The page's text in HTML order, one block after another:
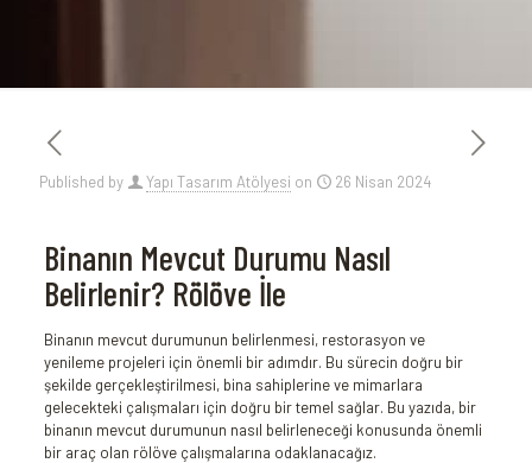
Published by Yapı Tasarım Atölyesi on 26 Nisan 2024
Binanın Mevcut Durumu Nasıl
Belirlenir? Rölöve İle
Binanın mevcut durumunun belirlenmesi, restorasyon ve
yenileme projeleri için önemli bir adımdır. Bu sürecin doğru bir
şekilde gerçekleştirilmesi, bina sahiplerine ve mimarlara
gelecekteki çalışmaları için doğru bir temel sağlar. Bu yazıda, bir
binanın mevcut durumunun nasıl belirleneceği konusunda önemli
bir araç olan rölöve çalışmalarına odaklanacağız.